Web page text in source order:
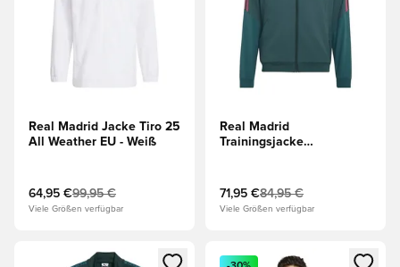
Real Madrid Jacke Tiro 25
All Weather EU - Weiß
64,95 €99,95 €
Viele Größen verfügbar
Real Madrid
Trainingsjacke
71,95 €84,95 €
Viele Größen verfügbar
Öffnet ein neues Fenster zum Anmelden oder Registrieren
Öffnet ein neues Fenster